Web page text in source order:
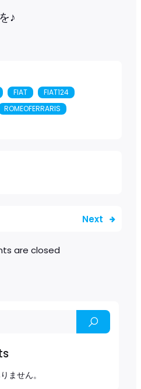
ません。
♪
FIAT
FIAT124
ROMEOFERRARIS
Next
are closed